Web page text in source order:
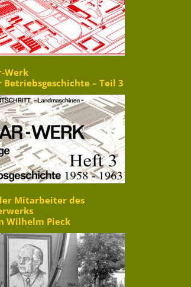
Werk
Betriebsgeschichte – Teil 3
Mitarbeiter des
Wilhelm Pieck